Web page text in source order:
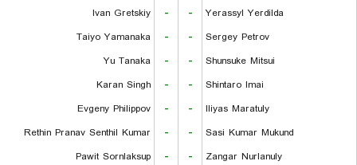
Ivan Gretskiy
- -
Yerassyl Yerdilda
Taiyo Yamanaka
- -
Sergey Petrov
Yu Tanaka
- -
Shunsuke Mitsui
Karan Singh
- -
Shintaro Imai
Evgeny Philippov
- -
Iliyas Maratuly
Rethin Pranav Senthil Kumar
- -
Sasi Kumar Mukund
Pawit Sornlaksup
- -
Zangar Nurlanuly